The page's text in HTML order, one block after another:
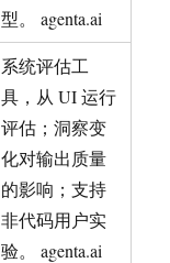
型。 agenta.ai
系统评估工
具，从 UI 运行
评估；洞察变
化对输出质量
的影响；支持
非代码用户实
验。 agenta.ai